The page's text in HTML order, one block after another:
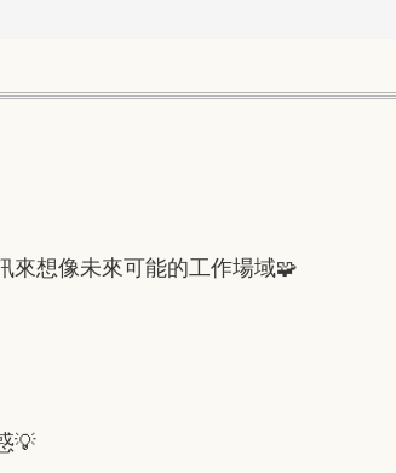
來想像未來可能的工作場域🧩
💡